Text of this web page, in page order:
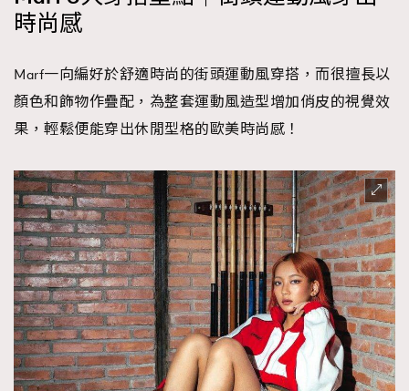
時尚感
Marf一向編好於舒適時尚的街頭運動風穿搭，而很擅長以
顏色和飾物作疊配，為整套運動風造型增加俏皮的視覺效
果，輕鬆便能穿出休閒型格的歐美時尚感！